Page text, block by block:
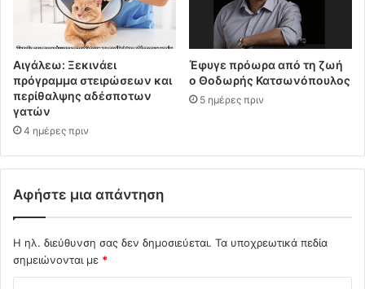
Αιγάλεω: Ξεκινάει
πρόγραμμα στειρώσεων και
περίθαλψης αδέσποτων
γατών
4 ημέρες πριν
Έφυγε πρόωρα από τη ζωή
ο Θοδωρής Κατσωνόπουλος
5 ημέρες πριν
Αφήστε μια απάντηση
Η ηλ. διεύθυνση σας δεν δημοσιεύεται. Τα υποχρεωτικά πεδία
σημειώνονται με *